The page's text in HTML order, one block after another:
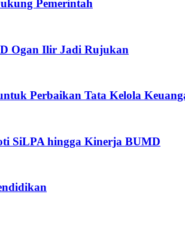
Pemerintah
Ogan Ilir Jadi Rujukan
Perbaikan Tata Kelola
SiLPA hingga Kinerja BUMD